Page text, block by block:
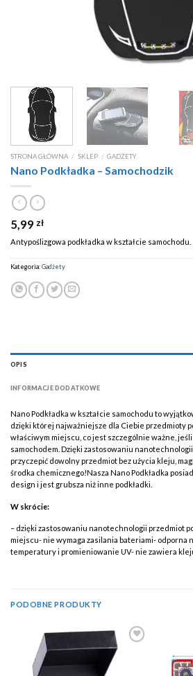
STRONA GŁÓWNA / SKLEP / GADŻETY
Nano Podkładka – Samochodzik
5,99 zł
Antypoślizgowa podkładka w kształcie samochodu.
Kategoria:Gadżety
OPIS
INFORMACJE DODATKOWE
Nano Podkładka w kształcie samochodu to
dzięki której najważniejsze dla Ciebie przedmioty
właściwym miejscu, co jest szczególnie ważne,
samochodem. Dzięki zastosowaniu nanotechnologii
przyczepić dowolny przedmiot bez użycia kleju,
środka chemicznego!Nasza Nano Podkładka
design i jest grubsza niż inne podkładki.
W skrócie:
– dzięki zastosowaniu nanotechnologii przedmiot
miejscu- nie wymaga zasilania bateriami- odporna
temperatury i promieniowanie UV- nie zawiera
PODOBNE PRODUKTY